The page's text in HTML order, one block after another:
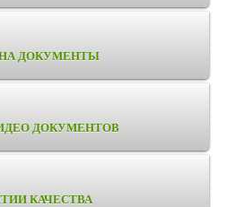
ДОКУМЕНТЫ
ДОКУМЕНТОВ
КАЧЕСТВА